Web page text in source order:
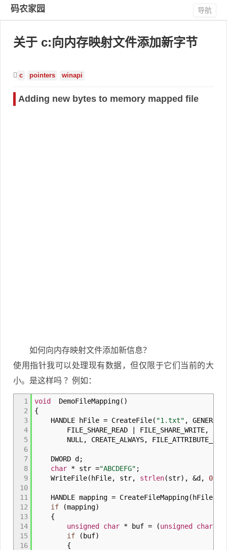
码农家园 导航
关于 c:向内存映射文件添加新字节
c pointers winapi
Adding new bytes to memory mapped file
如何向内存映射文件添加新信息？
使用指针我可以处理现有数据，但仅限于它们当前的大
小。是这样吗 ？例如：
1
2
3
4
5
6
7
8
9
10
11
12
13
14
15
16
void DemoFileMapping( )
{
HANDLE hFile = CreateFile( "1.txt" ,
FILE_SHARE_READ
FILE_SHARE_WRITE,
NULL , CREATE_ALWAYS,
DWORD d ;
char * str ="ABCDEFG" ;
WriteFile( hFile, str, strlen(str) , &d , 0
HANDLE mapping = CreateFileMapping( hFile
if
(mapping)
{
unsigned
char * buf = (unsigned char
if
( buf)
{